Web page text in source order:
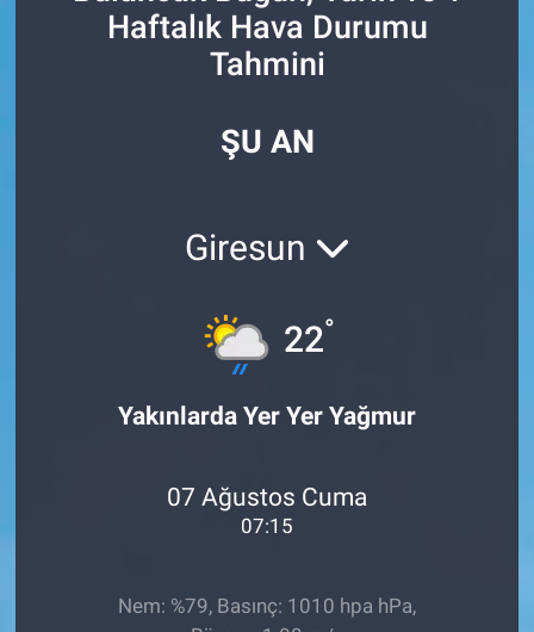
Haftalık Hava Durumu
Tahmini
ŞU AN
Giresun
22°
Yakınlarda Yer Yer Yağmur
07 Ağustos Cuma
07:15
Nem: %79, Basınç: 1010 hpa hPa,